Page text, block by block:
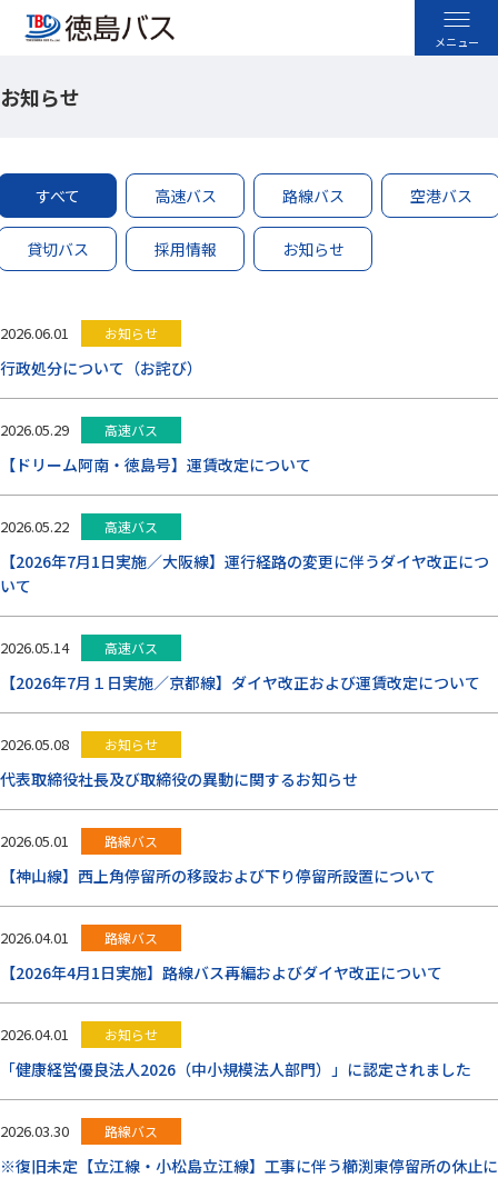
空港バス
路線バス
採用情報
お忘れ物のお問い合わせ
よくあるご質問
お問い合わせ
閉じる
お知らせ
すべて 高速バス 路線バス 空港バス
貸切バス 採用情報 お知らせ
2026.06.01 お知らせ
行政処分について（お詫び）
2026.05.29 高速バス
【ドリーム阿南・徳島号】運賃改定について
2026.05.22 高速バス
【2026年7月1日実施／大阪線】運行経路の変更に伴うダイヤ改正につ
いて
2026.05.14 高速バス
【2026年7月１日実施／京都線】ダイヤ改正および運賃改定について
2026.05.08 お知らせ
代表取締役社長及び取締役の異動に関するお知らせ
2026.05.01 路線バス
【神山線】西上角停留所の移設および下り停留所設置について
2026.04.01 路線バス
【2026年4月1日実施】路線バス再編およびダイヤ改正について
2026.04.01 お知らせ
「健康経営優良法人2026（中小規模法人部門）」に認定されました
2026.03.30 路線バス
※復旧未定【立江線・小松島立江線】工事に伴う櫛渕東停留所の休止に